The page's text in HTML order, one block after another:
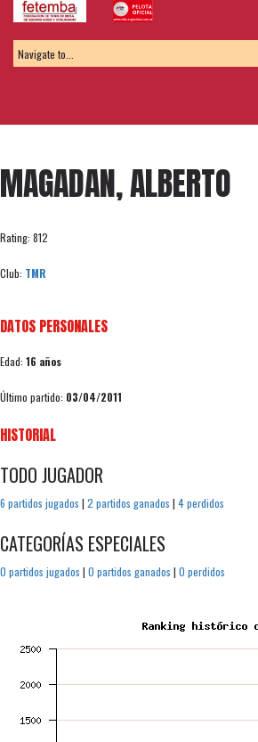
MAGADAN, ALBERTO
Rating: 812
Club: TMR
DATOS PERSONALES
Edad: 16 años
Último partido: 03/04/2011
HISTORIAL
TODO JUGADOR
6 partidos jugados | 2 partidos ganados | 4 perdidos
CATEGORÍAS ESPECIALES
0 partidos jugados | 0 partidos ganados | 0 perdidos